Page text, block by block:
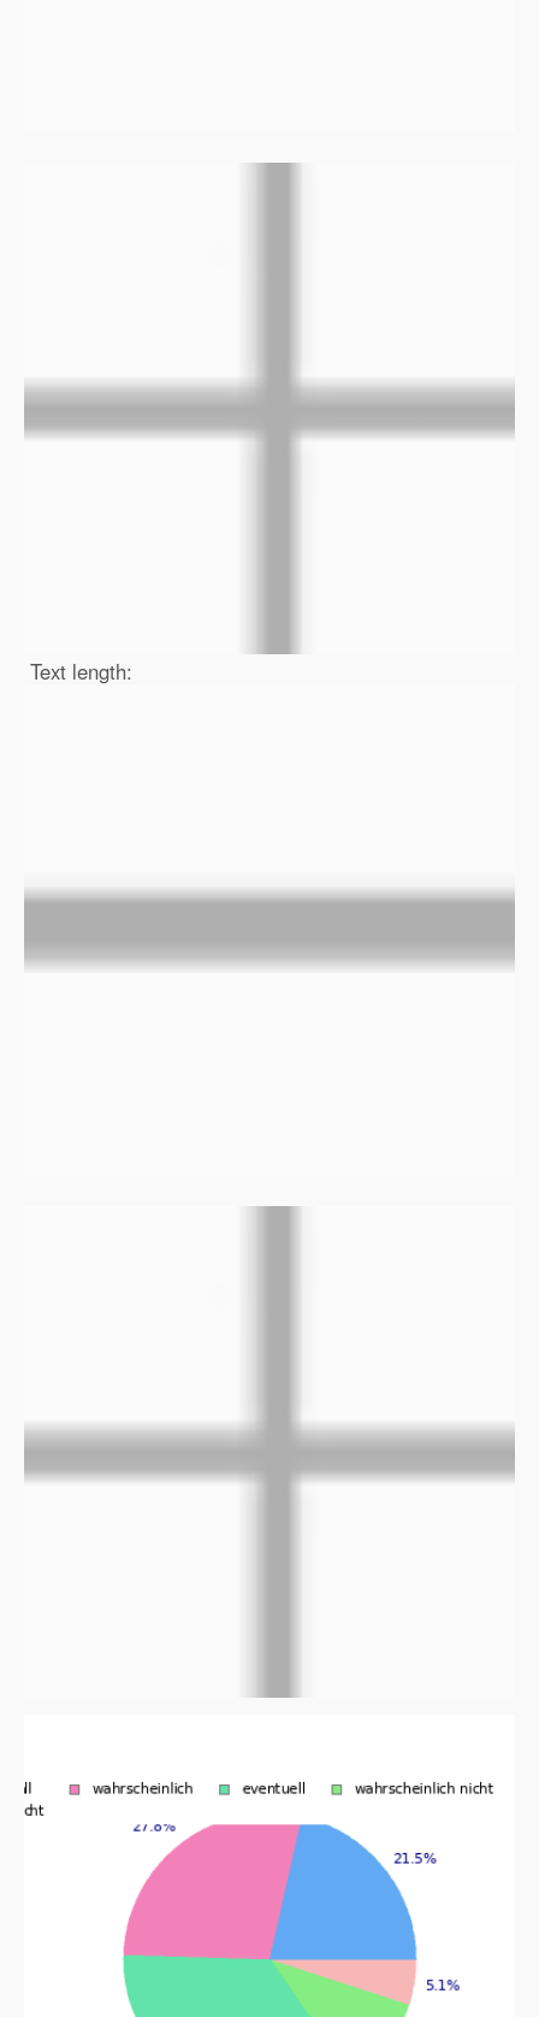
Text length: